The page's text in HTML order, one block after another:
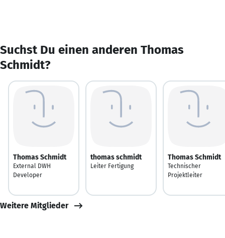
Suchst Du einen anderen Thomas
Schmidt?
Thomas Schmidt
External DWH
Developer
thomas schmidt
Leiter Fertigung
Thomas Schmidt
Technischer
Projektleiter
Weitere Mitglieder